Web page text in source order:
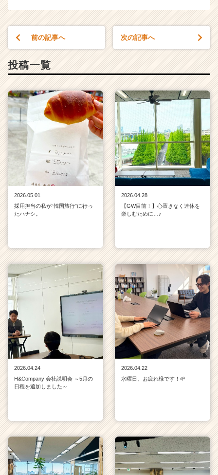
前の記事へ 次の記事へ
投稿一覧
2026.05.01
採用担当の私が“韓国旅行”に行っ
たハナシ。
2026.04.28
【GW目前！】心置きなく連休を
楽しむために…♪
2026.04.24
H&Company 会社説明会 ～5月の
日程を追加しました～
2026.04.22
水曜日、お疲れ様です！🌱